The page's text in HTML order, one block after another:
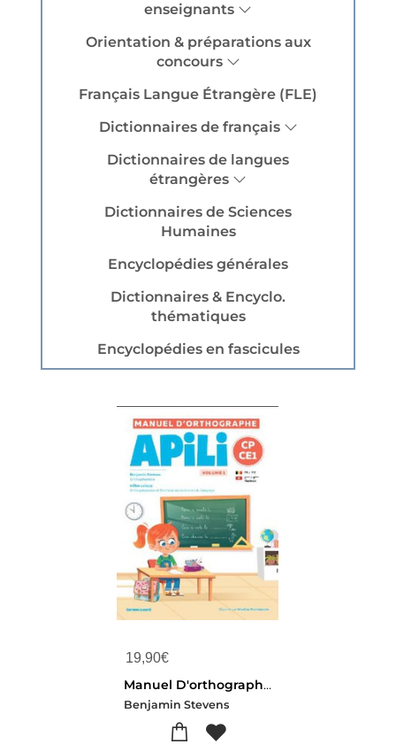
enseignants
Orientation & préparations aux
concours
Français Langue Étrangère (FLE)
Dictionnaires de français
Dictionnaires de langues
étrangères
Dictionnaires de Sciences
Humaines
Encyclopédies générales
Dictionnaires & Encyclo.
thématiques
Encyclopédies en fascicules
19,90€
Manuel D'orthographe Apili Tome 1 ; Cp/ce1 ; P1/p2 , 3e/4e Harmos
Benjamin Stevens